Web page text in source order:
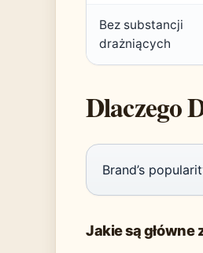
Bez substancji
drażniących
Dlaczego
Brand’s
Jakie są